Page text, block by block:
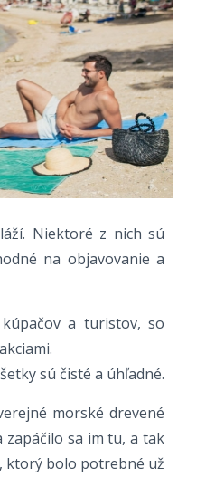
Niektoré z nich sú
na objavovanie a
a turistov, so
sú čisté a úhľadné.
morské drevené
zapáčilo sa im tu, a tak
ktorý bolo potrebné už